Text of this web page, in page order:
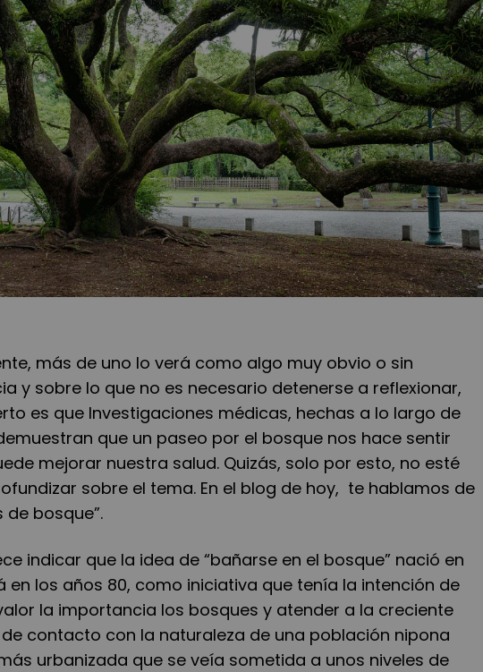
más de uno lo verá como algo muy obvio o sin
y sobre lo que no es necesario detenerse a reflexionar,
es que Investigaciones médicas, hechas a lo largo de
que un paseo por el bosque nos hace sentir
mejorar nuestra salud. Quizás, solo por esto, no esté
sobre el tema. En el blog de hoy, te hablamos de
de bosque”.
indicar que la idea de “bañarse en el bosque” nació en
en los años 80, como iniciativa que tenía la intención de
la importancia los bosques y atender a la creciente
contacto con la naturaleza de una población nipona
urbanizada que se veía sometida a unos niveles de